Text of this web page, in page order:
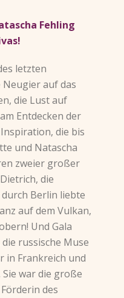
Fehling
letzten
auf das
die Lust auf
Entdecken der
die bis
und Natascha
zweier großer
die
durch Berlin liebte
auf dem Vulkan,
Und Gala
russische Muse
in Frankreich und
war die große
des